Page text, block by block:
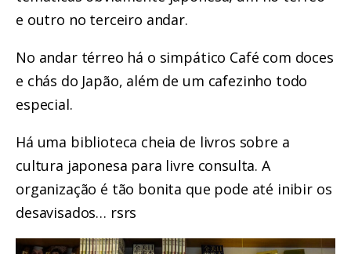
e outro no terceiro andar.
No andar térreo há o simpático Café com doces
e chás do Japão, além de um cafezinho todo
especial.
Há uma biblioteca cheia de livros sobre a
cultura japonesa para livre consulta. A
organização é tão bonita que pode até inibir os
desavisados… rsrs